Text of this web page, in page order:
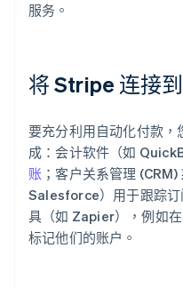
服务。
将 Stripe 连接
要充分利用自动化付款
成：会计软件（如
账 ；客户关系管理
Salesforce）用于跟踪订
具（如 Zapier），例如
标记他们的账户。
阿联酋
爱沙尼亚
奥地利
DeutschEnglish
澳大利亚
English
巴西
Português English
保加利亚
English